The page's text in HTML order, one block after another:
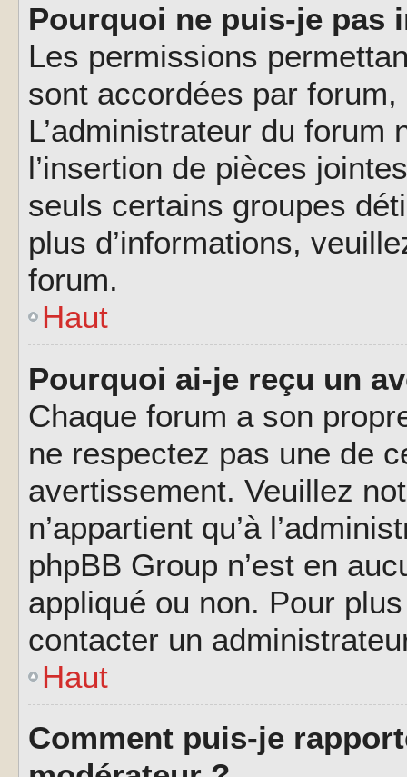
Pourquoi ne puis-je pas
Les permissions
sont accordées par
L’administrateur du forum
l’insertion de pièces
seuls certains groupes
plus d’informations,
forum.
Haut
Pourquoi ai-je reçu un
Chaque forum a son
ne respectez pas une de
avertissement. Veuillez
n’appartient qu’à
phpBB Group n’est en
appliqué ou non. Pour
contacter un
Haut
Comment puis-je